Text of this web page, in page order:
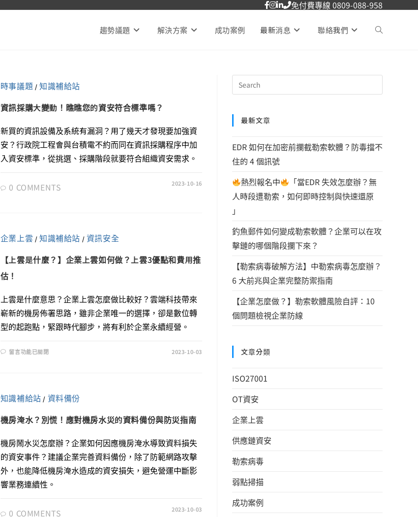
免付費專線 0809-088-958
趨勢議題 解決方案 成功案例 最新消息 聯絡我們
時事議題 /知識補給站
資訊採購大變動！瞧瞧您的資安符合標準嗎？
新買的資訊設備及系統有漏洞？用了幾天才發現要加強資
安？行政院工程會與台積電不約而同在資訊採購程序中加
入資安標準，從挑選、採購階段就要符合組織資安需求。
0 COMMENTS 2023-10-16
企業上雲 /知識補給站 / 資訊安全
【上雲是什麼？】企業上雲如何做？上雲3優點和費用推
估！
上雲是什麼意思？企業上雲怎麼做比較好？雲端科技帶來
嶄新的機房佈署思路，雖非企業唯一的選擇，卻是數位轉
型的起跑點，緊跟時代腳步，將有利於企業永續經營。
留言功能已關閉 2023-10-03
知識補給站 / 資料備份
機房淹水？別慌！應對機房水災的資料備份與防災指南
機房鬧水災怎麼辦？企業如何因應機房淹水導致資料損失
的資安事件？建議企業完善資料備份，除了防範網路攻擊
外，也能降低機房淹水造成的資安損失，避免營運中斷影
響業務連續性。
0 COMMENTS 2023-10-03
最新文章
EDR 如何在加密前攔截勒索軟體？防毒擋不
住的 4 個訊號
熱烈報名中
「當EDR 失效怎麼辦？無
人時段遭勒索，如何即時控制與快速還原
」
釣魚郵件如何變成勒索軟體？企業可以在攻
擊鏈的哪個階段攔下來？
【勒索病毒破解方法】中勒索病毒怎麼辦？
6 大前兆與企業完整防禦指南
【企業怎麼做？】勒索軟體風險自評：10
個問題檢視企業防線
文章分類
ISO27001
OT資安
企業上雲
供應鏈資安
勒索病毒
弱點掃描
成功案例